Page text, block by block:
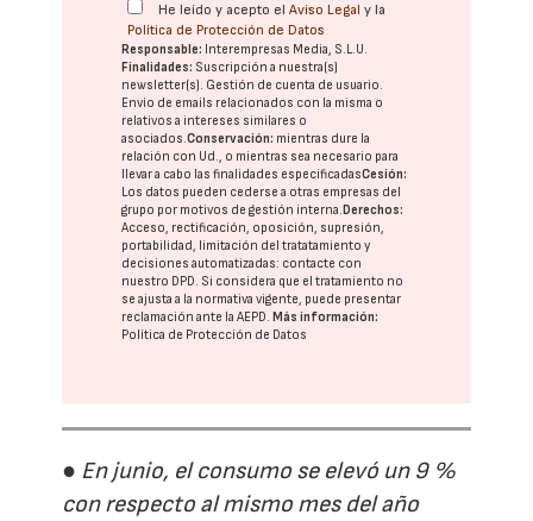
He leído y acepto elAviso Legal y la
Política de Protección de Datos
Responsable: Interempresas Media, S.L.U.
Finalidades: Suscripción a nuestra(s)
newsletter(s). Gestión de cuenta de usuario.
Envío de emails relacionados con la misma o
relativos a intereses similares o
asociados.Conservación: mientras dure la
relación con Ud., o mientras sea necesario para
llevar a cabo las finalidades especificadasCesión:
Los datos pueden cederse a otras empresas del
grupo por motivos de gestión interna. Derechos:
Acceso, rectificación, oposición, supresión,
portabilidad, limitación del tratatamiento y
decisiones automatizadas: contacte con
nuestro DPD. Si considera que el tratamiento no
se ajusta a la normativa vigente, puede presentar
reclamación ante laAEPD. Más información:
Política de Protección de Datos
● En junio, el consumo se elevó un 9 %
con respecto al mismo mes del año